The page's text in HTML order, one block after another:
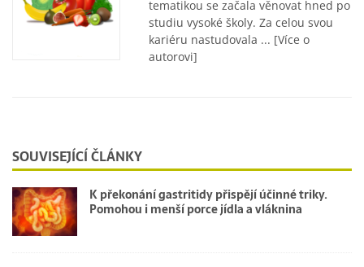
tematikou se začala věnovat hned po
studiu vysoké školy. Za celou svou
kariéru nastudovala ... [Více o
autorovi]
SOUVISEJÍCÍ ČLÁNKY
K překonání gastritidy přispějí účinné triky.
Pomohou i menší porce jídla a vláknina